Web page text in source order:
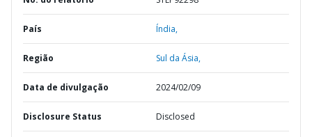
País Índia,
Região Sul da Ásia,
Data de divulgação 2024/02/09
Disclosure Status Disclosed